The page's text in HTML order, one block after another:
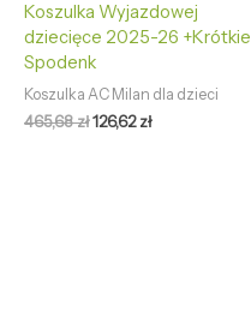
Koszulka Wyjazdowej
dziecięce 2025-26 +Krótkie
Spodenk
Koszulka AC Milan dla dzieci
465,68zł126,62zł